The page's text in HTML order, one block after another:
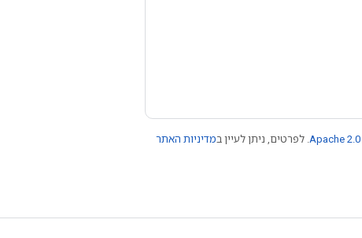
Apache 2.0 . לפרטים, ניתן לעיין במדיניות האתר